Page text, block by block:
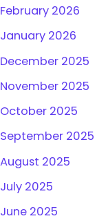
February 2026
January 2026
December 2025
November 2025
October 2025
September 2025
August 2025
July 2025
June 2025